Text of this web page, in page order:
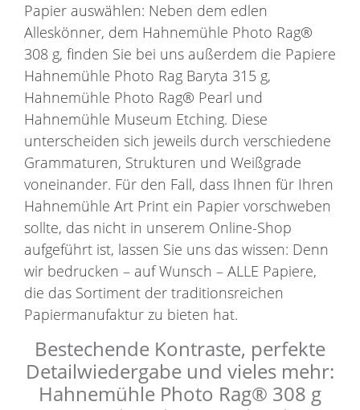
Papier auswählen: Neben dem edlen
Alleskönner, dem Hahnemühle Photo Rag®
308 g, finden Sie bei uns außerdem die Papiere
Hahnemühle Photo Rag Baryta 315 g,
Hahnemühle Photo Rag® Pearl und
Hahnemühle Museum Etching. Diese
unterscheiden sich jeweils durch verschiedene
Grammaturen, Strukturen und Weißgrade
voneinander. Für den Fall, dass Ihnen für Ihren
Hahnemühle Art Print ein Papier vorschweben
sollte, das nicht in unserem Online-Shop
aufgeführt ist, lassen Sie uns das wissen: Denn
wir bedrucken – auf Wunsch – ALLE Papiere,
die das Sortiment der traditionsreichen
Papiermanufaktur zu bieten hat.
Bestechende Kontraste, perfekte
Detailwiedergabe und vieles mehr:
Hahnemühle Photo Rag® 308 g